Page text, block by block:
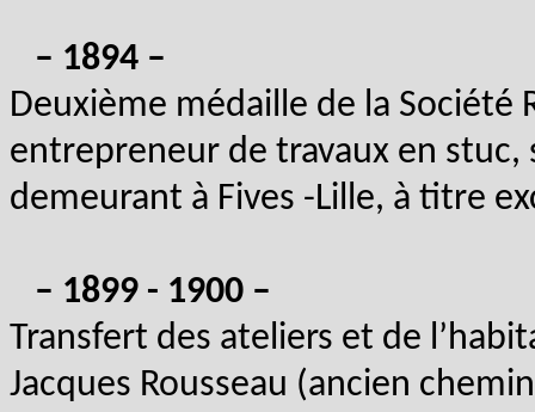
– 1894 –
Deuxième médaille de la Société
entrepreneur de travaux en
demeurant à Fives -Lille, à titre
– 1899 - 1900 –
Transfert des ateliers et de
Jacques Rousseau (ancien